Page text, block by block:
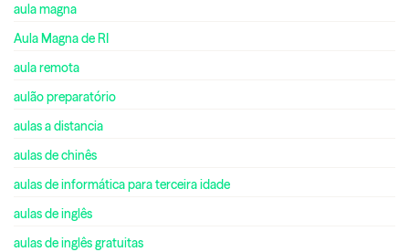
aula magna
Aula Magna de RI
aula remota
aulão preparatório
aulas a distancia
aulas de chinês
aulas de informática para terceira idade
aulas de inglês
aulas de inglês gratuitas